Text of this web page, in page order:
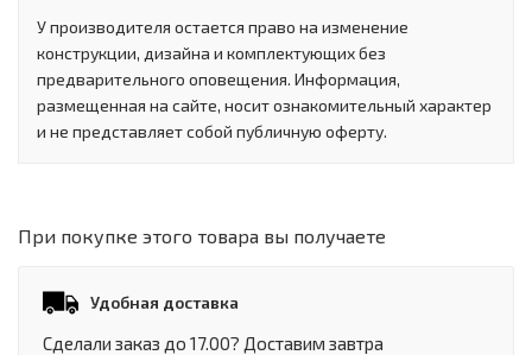
У производителя остается право на изменение
конструкции, дизайна и комплектующих без
предварительного оповещения. Информация,
размещенная на сайте, носит ознакомительный характер
и не представляет собой публичную оферту.
При покупке этого товара вы получаете
Удобная доставка
Сделали заказ до 17.00? Доставим завтра